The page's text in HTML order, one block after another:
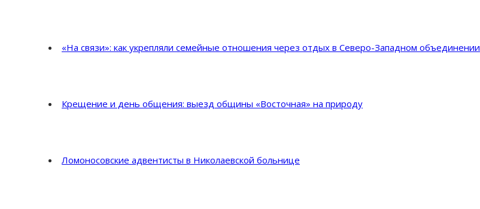
«На связи»: как укрепляли семейные отношения через отдых в Северо-Западном объединении
Крещение и день общения: выезд общины «Восточная» на природу
Ломоносовские адвентисты в Николаевской больнице